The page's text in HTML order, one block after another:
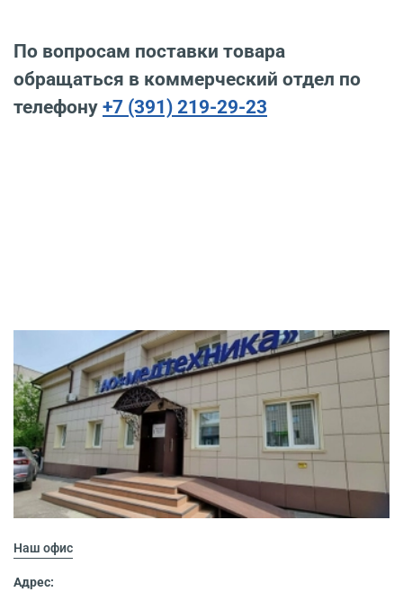
По вопросам поставки товара
обращаться в коммерческий отдел по
телефону +7 (391) 219-29-23
Наш офис
Адрес: